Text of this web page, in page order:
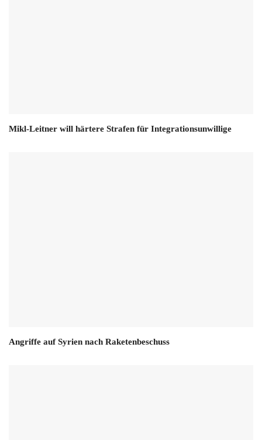
Mikl-Leitner will härtere Strafen für Integrationsunwillige
Angriffe auf Syrien nach Raketenbeschuss